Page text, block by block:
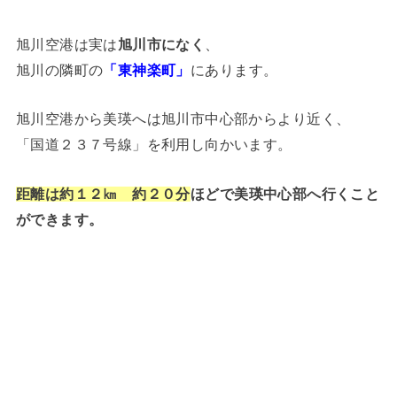
旭川空港は実は旭川市になく
旭川の隣町の 「東神楽町」 にあります。
旭川空港から美瑛へは旭川市中心部からより近く、
「国道２３７号線」を利用し向かいます。
距離は約１２㎞ 約２０分ほどで美瑛中心部へ行くこと
ができます。